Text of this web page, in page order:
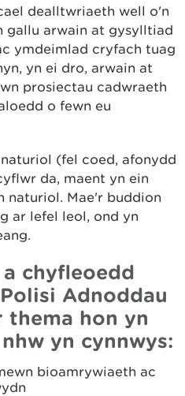
dealltwriaeth well o'n
gallu arwain at gysylltiad
ymdeimlad cryfach tuag
yn ei dro, arwain at
prosiectau cadwraeth
o fewn eu
(fel coed, afonydd
da, maent yn ein
naturiol. Mae'r buddion
ar lefel leol, ond yn
a chyfleoedd
Adnoddau
thema hon yn
yn cynnwys:
bioamrywiaeth ac